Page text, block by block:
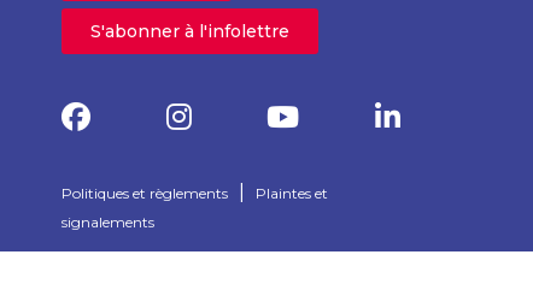
S'abonner à l'infolettre
Politiques et règlements
Plaintes et
signalements